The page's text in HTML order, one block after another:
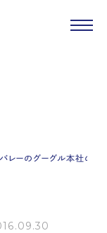
バレーのグーグル本社の視